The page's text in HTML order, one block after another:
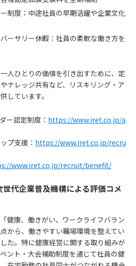
制度：中途社員の早期活躍や企業文化
ーサリー休暇：社員の柔軟な働き方を
人ひとりの価値を引き出すために、定
ナレッジ共有など、リスキリング・ア
しています。
ー認定制度： https://www.iret.co.jp/a
プ支援： https://www.iret.co.jp/recru
www.iret.co.jp/recruit/benefit/
代企業普及機構による評価コメ
健康、働きがい、ワークライフバラン
から、働きやすい職場環境を整えてい
た。特に健康経営に関する取り組みが
ント・大会補助制度を通じて社員の健